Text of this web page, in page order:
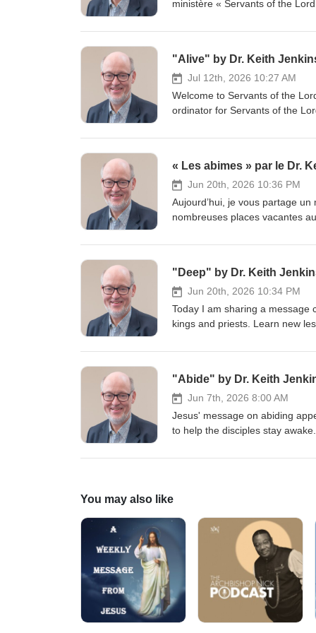
ministère « Servants of the
vérité nécessaires pour se
spirituel. Soyez vigilants, car il
lorsque vous recevrez le Saint-
devez lutter pour ne pas servir
Dieu vous bénisse pendant
"Alive" by Dr. Keith
Jul 12th, 2026 10:27 AM
Welcome to Servants of the
ordinator for Servants of the
alive to God and dead to sin
of truth. Paul told Timothy to
heart after God this message is
of the Lord Ministries, please
« Les abimes » par le Dr.
Jun 20th, 2026 10:36 PM
Aujourd’hui, je vous partage
nombreuses places vacantes
aiment la vérité et se repentent
Christ dans les situations
d'informations sur Servants of
"Deep" by Dr. Keith
Jun 20th, 2026 10:34 PM
Today I am sharing a message
kings and priests. Learn new
grace is also increasing. Now
Lord Ministries, please visit
"Abide" by Dr. Keith
Jun 7th, 2026 8:00 AM
Jesus' message on abiding
to help the disciples stay
same when you receive the
You may also like